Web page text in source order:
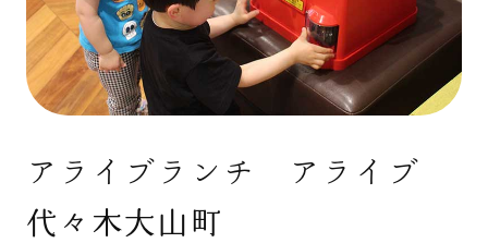
アライブランチ アライブ
代々木大山町